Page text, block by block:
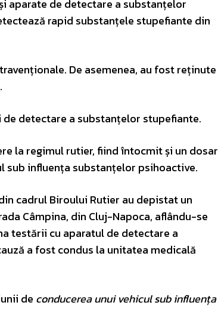
aparate de detectare a substanțelor
rapid substanțele stupefiante din
De asemenea, au fost reținute
detectare a substanțelor stupefiante.
la regimul rutier, fiind întocmit și un dosar
sub influența substanțelor psihoactive.
cadrul Biroului Rutier au depistat un
Câmpina, din Cluj-Napoca, aflându-se
testării cu aparatul de detectare a
a fost condus la unitatea medicală
de conducerea unui vehicul sub influența